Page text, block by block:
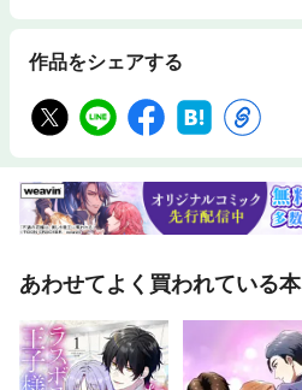
作品をシェアする
あわせてよく買われている本